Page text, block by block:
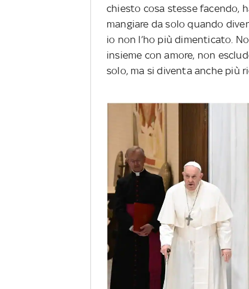
chiesto cosa stesse facendo,
mangiare da solo quando
io non l’ho più dimenticato.
insieme con amore, non
solo, ma si diventa anche più